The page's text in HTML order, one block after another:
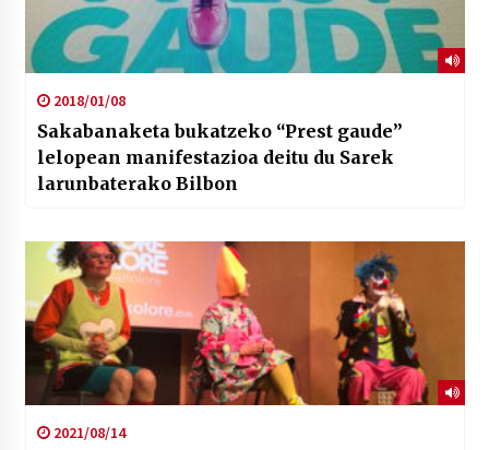
2018/01/08
Sakabanaketa bukatzeko “Prest gaude”
lelopean manifestazioa deitu du Sarek
larunbaterako Bilbon
2021/08/14